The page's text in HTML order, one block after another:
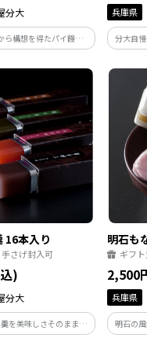
分大
ら構想を得たパイ饅頭
源氏物語の蔦の細道由
かよひ路」の詰め合わ
兵庫県
分大自
てのひ
た。 「
「紅ほ
16本入り
さげ封入可
)
分大
を美味しさそのままで
にてご用意いたしまし
明石も
ギフ
2,500
兵庫県
明石の
種の最